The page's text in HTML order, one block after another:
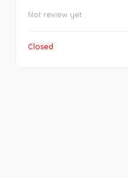
Not review yet
Closed